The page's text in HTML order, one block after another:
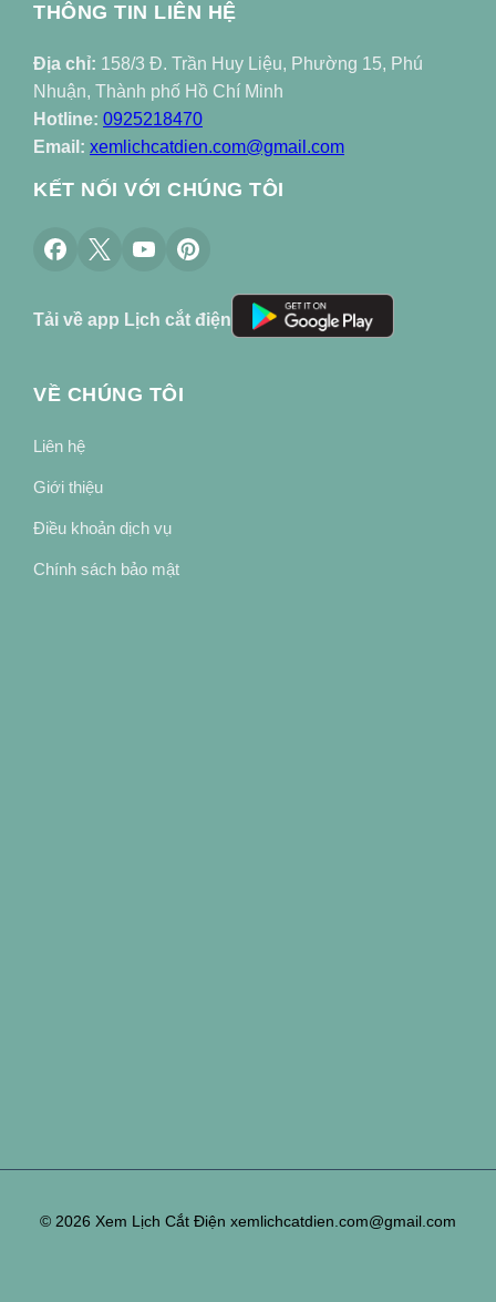
THÔNG TIN LIÊN HỆ
Địa chỉ: 158/3 Đ. Trần Huy Liệu, Phường 15, Phú
Nhuận, Thành phố Hồ Chí Minh
Hotline: 0925218470
Email: xemlichcatdien.com@gmail.com
KẾT NỐI VỚI CHÚNG TÔI
Tải về app Lịch cắt điện
VỀ CHÚNG TÔI
Liên hệ
Giới thiệu
Điều khoản dịch vụ
Chính sách bảo mật
© 2026 Xem Lịch Cắt Điện xemlichcatdien.com@gmail.com